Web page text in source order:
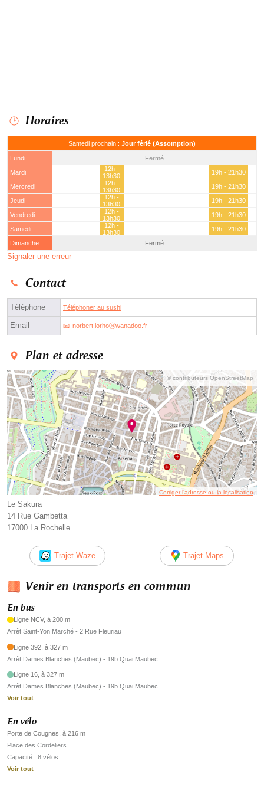
Horaires
Samedi prochain : Jour férié (Assomption)
Lundi
Fermé
Mardi
12h -
13h30
19h - 21h30
Mercredi
12h -
13h30
19h - 21h30
Jeudi
12h -
13h30
19h - 21h30
Vendredi
12h -
13h30
19h - 21h30
Samedi
12h -
13h30
19h - 21h30
Dimanche
Fermé
Signaler une erreur
Contact
Téléphone Téléphoner au sushi
Email norbert.lorhoⓐwanadoo.fr
Plan et adresse
© contributeurs OpenStreetMap
Corriger l’adresse ou la localisation
Le Sakura
14 Rue Gambetta
17000 La Rochelle
Trajet Waze Trajet Maps
Venir en transports en commun
En bus
Ligne NCV, à 200 m
Arrêt Saint-Yon Marché - 2 Rue Fleuriau
Ligne 392, à 327 m
Arrêt Dames Blanches (Maubec) - 19b Quai Maubec
Ligne 16, à 327 m
Arrêt Dames Blanches (Maubec) - 19b Quai Maubec
Voir tout
En vélo
Porte de Cougnes, à 216 m
Place des Cordeliers
Capacité : 8 vélos
Voir tout